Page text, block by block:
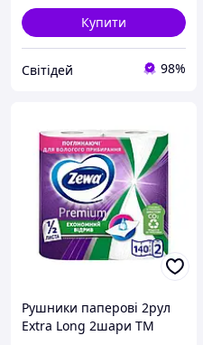
Купити
Світідей 98%
Рушники паперові 2рул
Extra Long 2шари ТМ